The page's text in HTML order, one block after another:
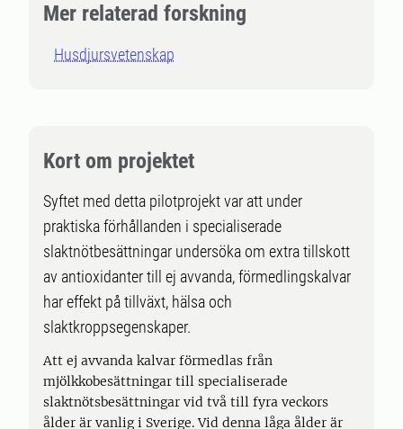
Mer relaterad forskning
Husdjursvetenskap
Kort om projektet
Syftet med detta pilotprojekt var att under
praktiska förhållanden i specialiserade
slaktnötbesättningar undersöka om extra tillskott
av antioxidanter till ej avvanda, förmedlingskalvar
har effekt på tillväxt, hälsa och
slaktkroppsegenskaper.
Att ej avvanda kalvar förmedlas från
mjölkkobesättningar till specialiserade
slaktnötsbesättningar vid två till fyra veckors
ålder är vanlig i Sverige. Vid denna låga ålder är